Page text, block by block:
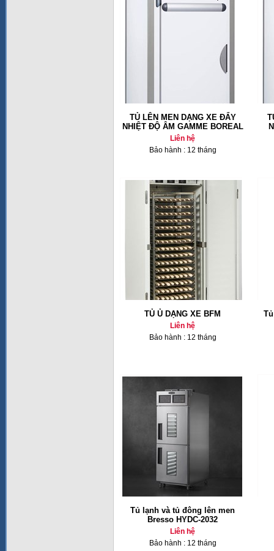
TỦ LÊN MEN DẠNG XE ĐẨY
NHIỆT ĐỘ ÂM GAMME BOREAL
Liên hệ
Bảo hành : 12 tháng
TỦ Ủ DẠNG XE BFM
Liên hệ
Bảo hành : 12 tháng
Tủ lạnh và tủ đông lên men
Bresso HYDC-2032
Liên hệ
Bảo hành : 12 tháng